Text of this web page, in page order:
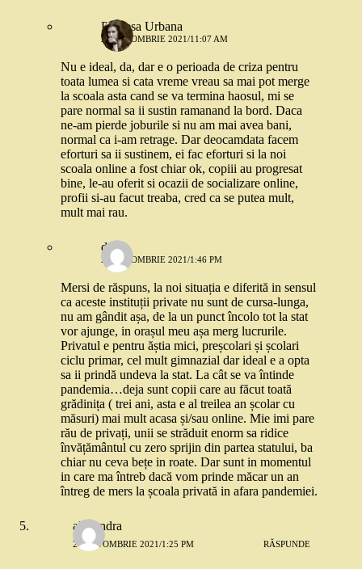
Printesa Urbana
26 OCTOMBRIE 2021/11:07 AM
Nu e ideal, da, dar e o perioada de criza pentru
toata lumea si cata vreme vreau sa mai pot merge
la scoala asta cand se va termina haosul, mi se
pare normal sa ii sustin ramanand la bord. Daca
ne-am pierde joburile si nu am mai avea bani,
normal ca i-am retrage. Dar deocamdata facem
eforturi sa ii sustinem, ei fac eforturi si la noi
scoala online a fost chiar ok, copiii au progresat
bine, le-au oferit si ocazii de socializare online,
profii si-au facut treaba, cred ca se putea mult,
mult mai rau.
deea
26 OCTOMBRIE 2021/1:46 PM
Mersi de răspuns, la noi situația e diferită in sensul
ca aceste instituții private nu sunt de cursa-lunga,
nu am gândit așa, de la un punct încolo tot la stat
vor ajunge, in orașul meu așa merg lucrurile.
Privatul e pentru ăștia mici, preșcolari și școlari
ciclu primar, cel mult gimnazial dar ideal e a opta
sa ii prindă undeva la stat. La cât se va întinde
pandemia…deja sunt copii care au făcut toată
grădinița ( trei ani, asta e al treilea an școlar cu
măsuri) mai mult acasa și/sau online. Mie imi pare
rău de privați, unii se străduit enorm sa ridice
învățământul cu zero sprijin din partea statului, ba
chiar nu ceva bețe in roate. Dar sunt in momentul
in care ma întreb dacă vom prinde măcar un an
întreg de mers la școala privată in afara pandemiei.
alexandra
26 OCTOMBRIE 2021/1:25 PM RĂSPUNDE